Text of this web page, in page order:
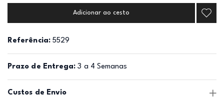
Adicionar ao cesto
Referência: 5529
Prazo de Entrega: 3 a 4 Semanas
Custos de Envio